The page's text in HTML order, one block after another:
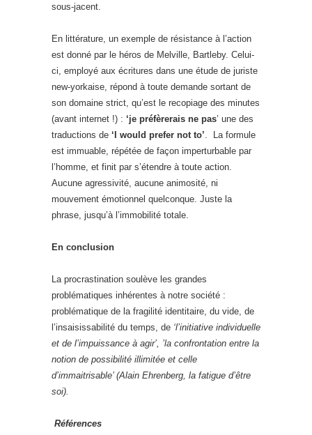
sous-jacent.
En littérature, un exemple de résistance à l’action
est donné par le héros de Melville, Bartleby. Celui-
ci, employé aux écritures dans une étude de juriste
new-yorkaise, répond à toute demande sortant de
son domaine strict, qu’est le recopiage des minutes
(avant internet !) : ‘je préfèrerais ne pas’ une des
traductions de ‘I would prefer not to’. La formule
est immuable, répétée de façon imperturbable par
l’homme, et finit par s’étendre à toute action.
Aucune agressivité, aucune animosité, ni
mouvement émotionnel quelconque. Juste la
phrase, jusqu’à l’immobilité totale.
En conclusion
La procrastination soulève les grandes
problématiques inhérentes à notre société :
problématique de la fragilité identitaire, du vide, de
l’insaisissabilité du temps, de ‘l’initiative individuelle
et de l’impuissance à agir’, ’la confrontation entre la
notion de possibilité illimitée et celle
d’immaitrisable’ (Alain Ehrenberg, la fatigue d’être
soi).
Références